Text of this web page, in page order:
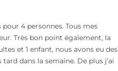
4 personnes. Tous mes
Très bon point également, la
et 1 enfant, nous avons eu des
dans la semaine. De plus j’ai